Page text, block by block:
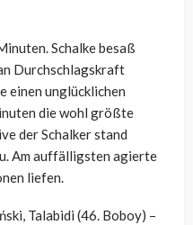
Schalke besaß
Durchschlagskraft
einen unglücklichen
die wohl größte
der Schalker stand
Am auffälligsten agierte
liefen.
Talabidi (46. Boboy) –